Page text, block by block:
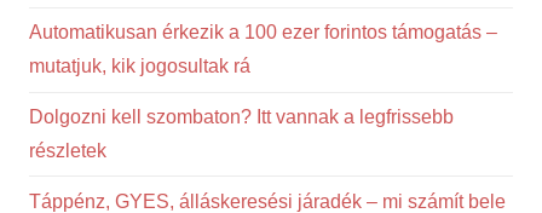
Automatikusan érkezik a 100 ezer forintos támogatás –
mutatjuk, kik jogosultak rá
Dolgozni kell szombaton? Itt vannak a legfrissebb
részletek
Táppénz, GYES, álláskeresési járadék – mi számít bele